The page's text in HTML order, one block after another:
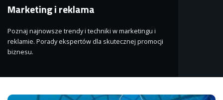
Marketing i reklama
Poznaj najnowsze trendy i techniki w marketingu i
reklamie. Porady ekspertów dla skutecznej promocji
biznesu.